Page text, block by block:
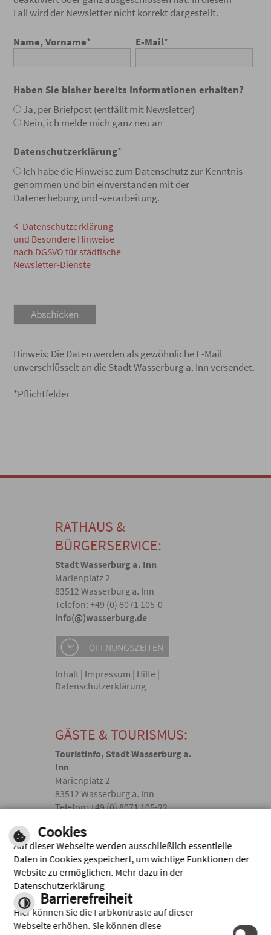
Fall wird der Newsletter nicht korrekt dargestellt.
Name, Vorname* E-Mail*
Haben Sie bisher bereits Informationen erhalten?
Ja, per Briefpost (entfällt mit Newsletter)
Nein, ich melde mich ganz neu an
Datenschutzerklärung*
genommen und bin einverstanden mit der
Datenerhebung und -verarbeitung.
Datenschutzerklärung
und Besondere Hinweise
nach DGSVO für städtische
Newsletter-Dienste
Hinweis: Die Daten werden als gewöhnliche E-Mail
unverschlüsselt an die Stadt Wasserburg a. Inn versendet.
*Pflichtfelder
RATHAUS &
BÜRGERSERVICE:
Stadt Wasserburg a. Inn
Marienplatz 2
83512 Wasserburg a. Inn
Telefon: +49 (0) 8071 105-0
info(@)wasserburg.de
ÖFFNUNGSZEITEN
Inhalt | Impressum | Hilfe |
Datenschutzerklärung
GÄSTE & TOURISMUS:
Touristinfo, Stadt Wasserburg a.
Inn
Marienplatz 2
83512 Wasserburg a. Inn
Telefon: +49 (0) 8071 105-22
Facebook
Instagram
Cookies
Auf dieser Webseite werden ausschließlich essentielle
Daten in Cookies gespeichert, um wichtige Funktionen der
Website zu ermöglichen. Mehr dazu in der
Datenschutzerklärung
Barrierefreiheit
Hier können Sie die Farbkontraste auf dieser
Webseite erhöhen. Sie können diese